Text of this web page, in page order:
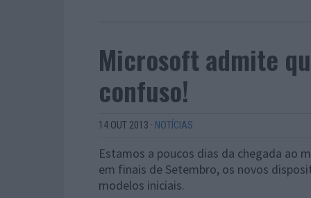
Microsoft admite
confuso!
14 OUT 2013 · NOTÍCIAS
Estamos a poucos dias da chegada ao
em finais de Setembro, os novos
modelos iniciais.